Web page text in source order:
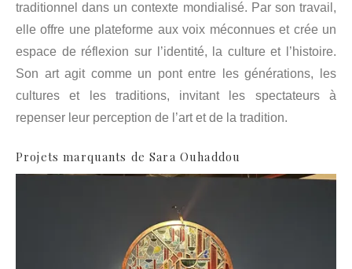
traditionnel dans un contexte mondialisé. Par son travail,
elle offre une plateforme aux voix méconnues et crée un
espace de réflexion sur l’identité, la culture et l’histoire.
Son art agit comme un pont entre les générations, les
cultures et les traditions, invitant les spectateurs à
repenser leur perception de l’art et de la tradition.
Projets marquants de Sara Ouhaddou